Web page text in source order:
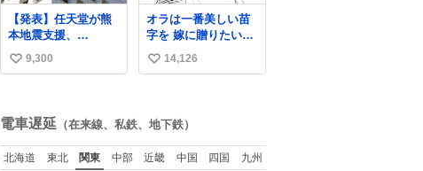
【発表】任天堂が熊
本地震支援、
「Switch 2」など無
償修理へ 保証切れで
article/detail… 任天
堂が令和8年熊本地震
の被災者支援とし
て、災害救助法適用
い
数
9,300
オラは一番美しい苗
字を 嫁に贈りたい
（0/16) #コルクマン
ガ専科
い
数
14,126
電車遅延 （在来線、私鉄、地下鉄）
北海道 東北 関東 中部 近畿 中国 四国 九州